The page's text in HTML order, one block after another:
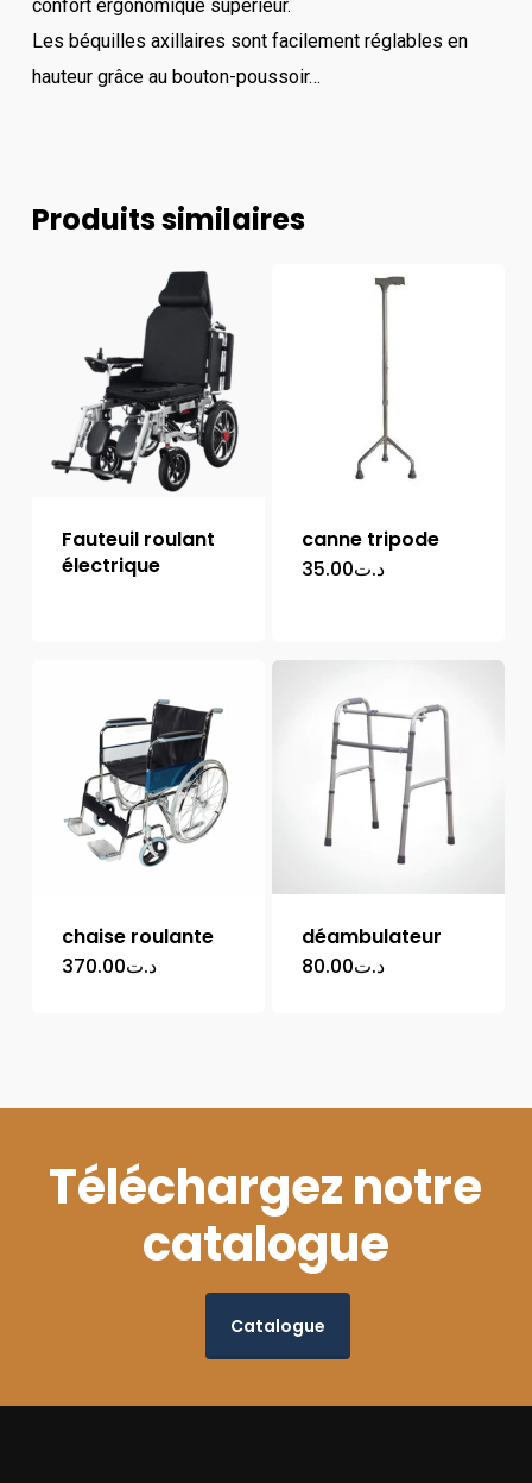
confort ergonomique supérieur.
Les béquilles axillaires sont facilement réglables en
hauteur grâce au bouton-poussoir…
Produits similaires
Fauteuil roulant
électrique
canne tripode
د.ت35.00
chaise roulante
د.ت370.00
déambulateur
د.ت80.00
Téléchargez notre
catalogue
Catalogue